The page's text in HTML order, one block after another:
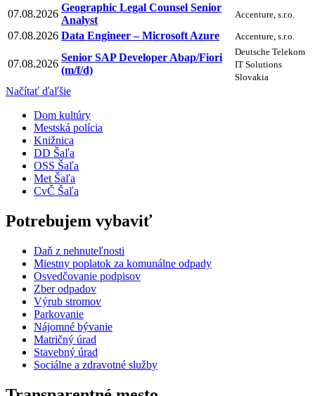
07.08.2026
Geographic Legal Counsel Senior
Analyst
Accenture, s.r.o.
07.08.2026 Data Engineer – Microsoft Azure Accenture, s.r.o.
07.08.2026
Senior SAP Developer Abap/Fiori
(m/f/d)
Deutsche Telekom
IT Solutions
Slovakia
Načítať ďaľšie
Dom kultúry
Mestská polícia
Knižnica
DD Šaľa
OSS Šaľa
Met Šaľa
CvČ Šaľa
Potrebujem vybaviť
Daň z nehnuteľnosti
Miestny poplatok za komunálne odpady
Osvedčovanie podpisov
Zber odpadov
Výrub stromov
Parkovanie
Nájomné bývanie
Matričný úrad
Stavebný úrad
Sociálne a zdravotné služby